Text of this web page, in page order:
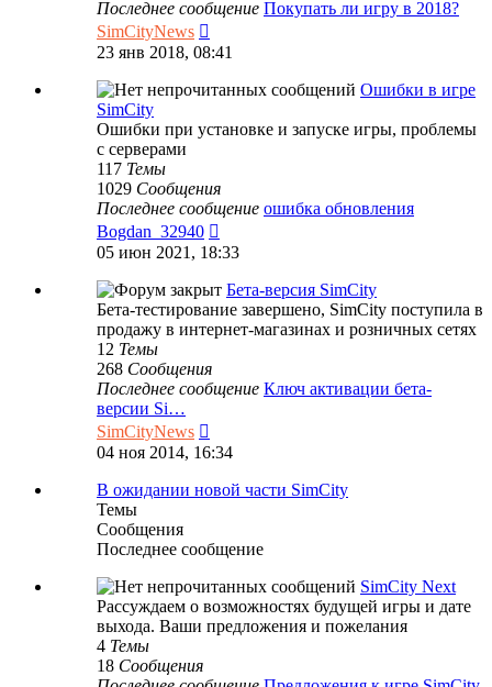
Последнее сообщение Покупать ли игру в 2018?
SimCityNews
к
сообщению
23 янв 2018, 08:41
Ошибки в игре
SimCity
Ошибки при установке и запуске игры, проблемы
с серверами
117 Темы
1029 Сообщения
Последнее сообщение ошибка обновления
Bogdan_32940
к
сообщению
05 июн 2021, 18:33
Бета-версия SimCity
Бета-тестирование завершено, SimCity поступила в
продажу в интернет-магазинах и розничных сетях
12 Темы
268 Сообщения
Последнее сообщение Ключ активации бета-
версии Si…
SimCityNews
к
сообщению
04 ноя 2014, 16:34
В ожидании новой части SimCity
Темы
Сообщения
Последнее сообщение
SimCity Next
Рассуждаем о возможностях будущей игры и дате
выхода. Ваши предложения и пожелания
4 Темы
18 Сообщения